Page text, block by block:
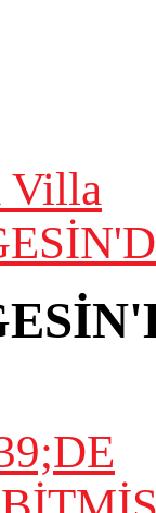
Villa